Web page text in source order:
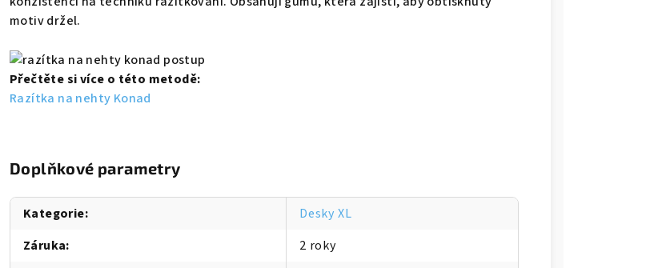
motiv držel.
Přečtěte si více o této metodě:
Razítka na nehty Konad
Doplňkové parametry
Kategorie:
Desky XL
Záruka:
2 roky